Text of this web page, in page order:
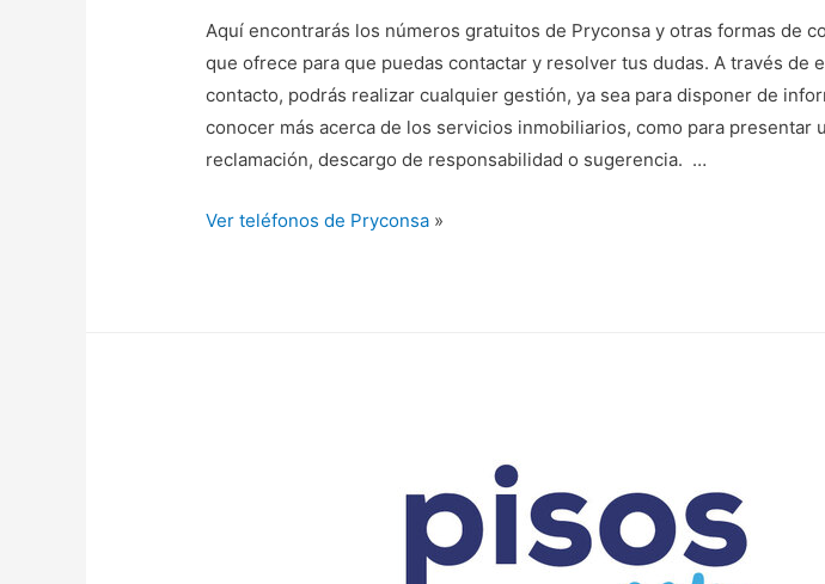
Aquí encontrarás los números gratuitos de Pryconsa y otras formas de
que ofrece para que puedas contactar y resolver tus dudas. A través de
contacto, podrás realizar cualquier gestión, ya sea para disponer de
conocer más acerca de los servicios inmobiliarios, como para presentar
reclamación, descargo de responsabilidad o sugerencia. …
Ver teléfonos de Pryconsa »